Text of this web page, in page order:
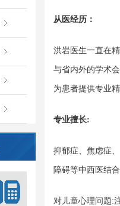
从医经历：
洪岩医生一直在
与省内外的学术
为患者提供专业
专业擅长:
抑郁症、焦虑症
障碍等中西医结
对儿童心理问题: